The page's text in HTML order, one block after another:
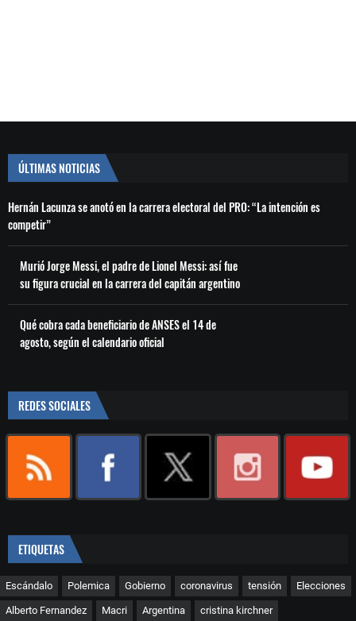
ÚLTIMAS NOTICIAS
Hernán Lacunza se anotó en la carrera electoral del PRO: “La intención es
competir”
Murió Jorge Messi, el padre de Lionel Messi: así fue
su figura crucial en la carrera del capitán argentino
Qué cobra cada beneficiario de ANSES el 14 de
agosto, según el calendario oficial
REDES SOCIALES
ETIQUETAS
Escándalo Polemica Gobierno coronavirus tensión Elecciones
Alberto Fernandez Macri Argentina cristina kirchner